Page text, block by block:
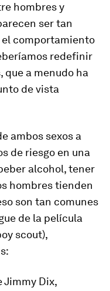
hombres y
ser tan
el comportamiento
redefinir
, que a menudo ha
de vista
ambos sexos a
de riesgo en una
alcohol, tener
hombres tienden
son tan comunes
de la película
scout),
Dix,